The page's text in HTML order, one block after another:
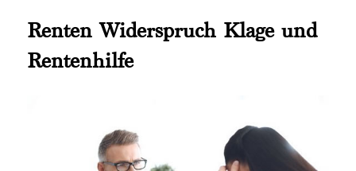
Renten Widerspruch Klage und
Rentenhilfe